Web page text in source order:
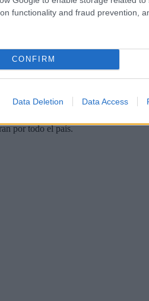
functionality and fraud prevention,
CONFIRM
Data Deletion Data Access
de un régimen represivo: es un
por todo el país.